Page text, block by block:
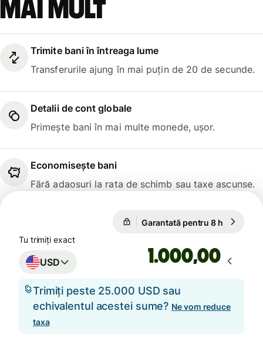
mai mult
Trimite bani în întreaga lume
Transferurile ajung în mai puțin de 20 de secunde.
Detalii de cont globale
Primește bani în mai multe monede, ușor.
Economisește bani
Fără adaosuri la rata de schimb sau taxe ascunse.
Garantată pentru 8 h
Tu trimiți exact
USD ,00
Trimiți peste 25.000 USD sau
echivalentul acestei sume? Ne vom reduce
taxa